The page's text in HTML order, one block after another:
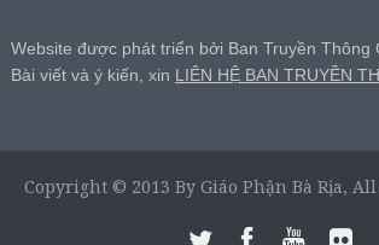
Website được phát triển bởi Ban Truyền Thông
Bài viết và ý kiến, xin LIÊN HỆ BAN TRUYỀN
Copyright © 2013 By Giáo Phận Bà Rịa,